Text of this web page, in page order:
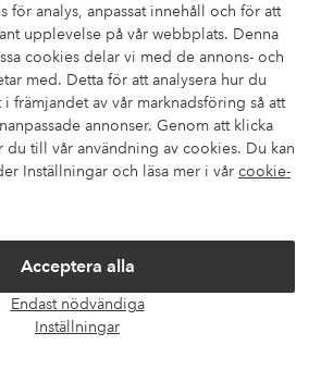
för analys, anpassat innehåll och för att
upplevelse på vår webbplats. Denna
cookies delar vi med de annons- och
med. Detta för att analysera hur du
i främjandet av vår marknadsföring så att
annonser. Genom att klicka
du till vår användning av cookies. Du kan
Inställningar och läsa mer i vår cookie-
Acceptera alla
Endast nödvändiga
Inställningar
Beställning Betalsätt